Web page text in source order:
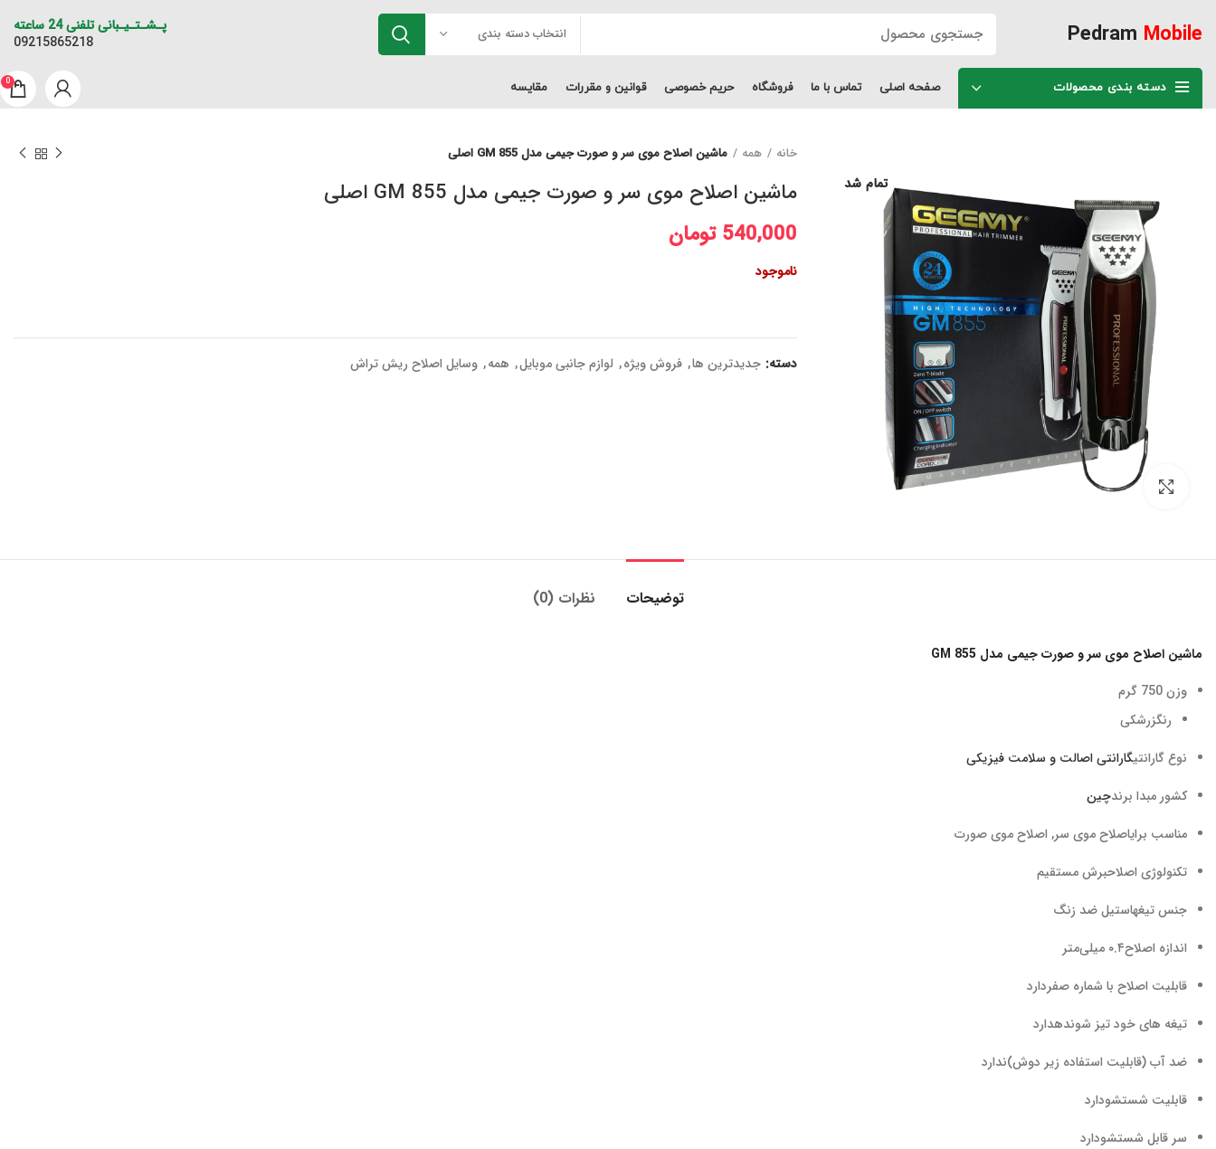
Pedram Mobile انتخاب دسته بندی
پـشـتـیـبانی تلفنی 24 ساعته
09215865218
دسته بندی محصولات صفحه اصلی تماس با ما فروشگاه حریم خصوصی قوانین و مقررات مقایسه 0
تمام شد
برای بزرگنمایی کلیک کنید
خانه همه ماشین اصلاح موی سر و صورت جیمی مدل GM 855 اصلی
ماشین اصلاح موی سر و صورت جیمی مدل GM 855 اصلی
540,000 تومان
ناموجود
دسته: جدیدترین ها, فروش ویژه, لوازم جانبی موبایل, همه, وسایل اصلاح ریش تراش
توضیحات نظرات (0)
ماشین اصلاح موی سر و صورت جیمی مدل GM 855
وزن750 گرم
رنگزرشکی
نوع گارانتیگارانتی اصالت و سلامت فیزیکی
کشور مبدا برندچین
مناسب برایاصلاح موی سر, اصلاح موی صورت
تکنولوژی اصلاحبرش مستقیم
جنس تیغهاستیل ضد زنگ
اندازه اصلاح۰.۴ میلی‌متر
قابلیت اصلاح با شماره صفردارد
تیغه های خود تیز شوندهدارد
ضد آب (قابلیت استفاده زیر دوش)ندارد
قابلیت شستشودارد
سر قابل شستشودارد